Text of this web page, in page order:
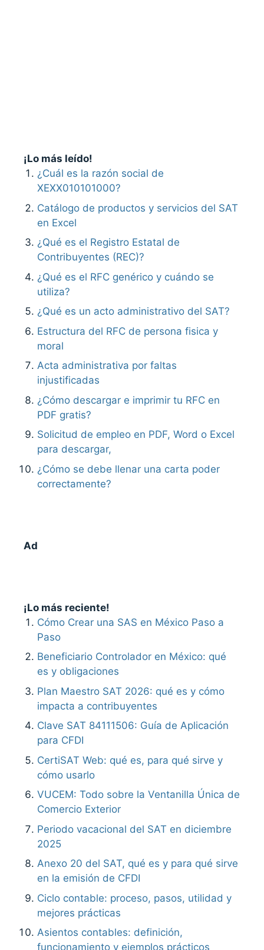
¡Lo más leído!
¿Cuál es la razón social de
XEXX010101000?
Catálogo de productos y servicios del SAT
en Excel
¿Qué es el Registro Estatal de
Contribuyentes (REC)?
¿Qué es el RFC genérico y cuándo se
utiliza?
¿Qué es un acto administrativo del SAT?
Estructura del RFC de persona fisica y
moral
Acta administrativa por faltas
injustificadas
¿Cómo descargar e imprimir tu RFC en
PDF gratis?
Solicitud de empleo en PDF, Word o Excel
para descargar,
¿Cómo se debe llenar una carta poder
correctamente?
Ad
¡Lo más reciente!
Cómo Crear una SAS en México Paso a
Paso
Beneficiario Controlador en México: qué
es y obligaciones
Plan Maestro SAT 2026: qué es y cómo
impacta a contribuyentes
Clave SAT 84111506: Guía de Aplicación
para CFDI
CertiSAT Web: qué es, para qué sirve y
cómo usarlo
VUCEM: Todo sobre la Ventanilla Única de
Comercio Exterior
Periodo vacacional del SAT en diciembre
2025
Anexo 20 del SAT, qué es y para qué sirve
en la emisión de CFDI
Ciclo contable: proceso, pasos, utilidad y
mejores prácticas
Asientos contables: definición,
funcionamiento y ejemplos prácticos